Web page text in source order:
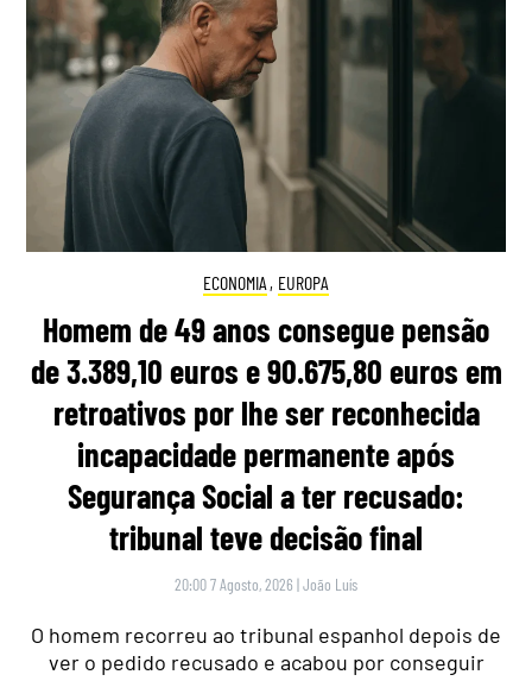
ECONOMIA , EUROPA
Homem de 49 anos consegue pensão
de 3.389,10 euros e 90.675,80 euros em
retroativos por lhe ser reconhecida
incapacidade permanente após
Segurança Social a ter recusado:
tribunal teve decisão final
20:00 7 Agosto, 2026 |João Luís
O homem recorreu ao tribunal espanhol depois de
ver o pedido recusado e acabou por conseguir